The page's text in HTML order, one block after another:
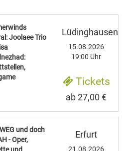
Joolaee Trio
Lüdinghausen
15.08.2026
19:00 Uhr
Tickets
ab 27,00 €
und doch
- Oper,
Erfurt
21.08.2026